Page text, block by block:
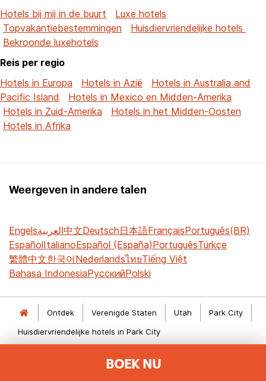
BOEK NU
Hotels bij mij in de buurt
Luxe hotels
Topvakantiebestemmingen
Huisdiervriendelijke hotels
Bekroonde luxehotels
Reis per regio
Hotels in Europa
Hotels in Azië
Hotels in Australia and
Pacific Island
Hotels in Mexico en Midden-Amerika
Hotels in Zuid-Amerika
Hotels in het Midden-Oosten
Hotels in Afrika
Weergeven in andere talen
Engelsالعربية中文Deutsch日本語FrançaisPortuguês(BR)
EspañolItalianoEspañol (España)PortuguêsTürkçe
繁體中文한국어NederlandsไทยTiếng Việt
Bahasa IndonesiaРусскийPolski
Ontdek Verenigde Staten Utah
Park City
Huisdiervriendelijke hotels in Park City